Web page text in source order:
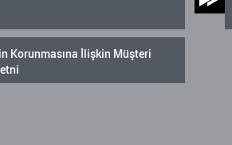
Korunmasına İlişkin Müşteri